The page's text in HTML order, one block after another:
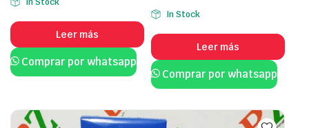
Leer más
Comprar por whatsapp
In Stock
Leer más
Comprar por whatsapp